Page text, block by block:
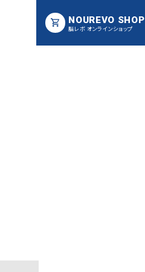
NOUREVO SHOP
脳レボ オンラインショップ